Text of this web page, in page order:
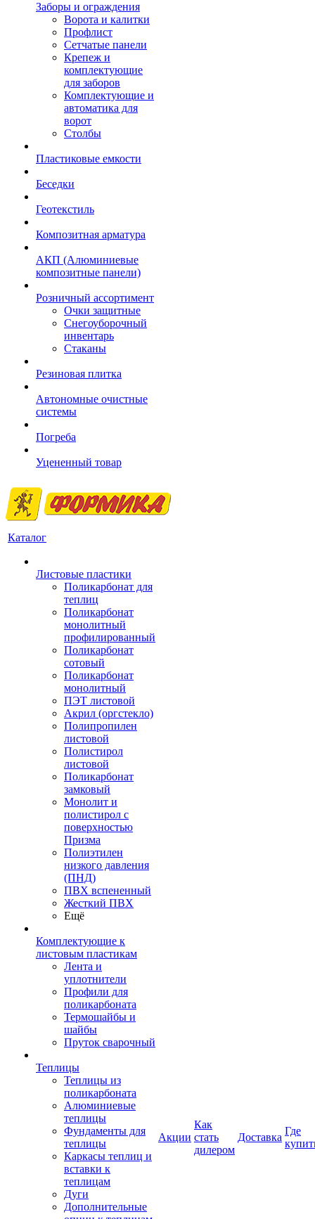
Заборы и ограждения
Ворота и калитки
Профлист
Сетчатые панели
Крепеж и
комплектующие
для заборов
Комплектующие и
автоматика для
ворот
Столбы
Пластиковые емкости
Беседки
Геотекстиль
Композитная арматура
АКП (Алюминиевые
композитные панели)
Розничный ассортимент
Очки защитные
Снегоуборочный
инвентарь
Стаканы
Резиновая плитка
Автономные очистные
системы
Погреба
Уцененный товар
Каталог
Листовые пластики
Поликарбонат для
теплиц
Поликарбонат
монолитный
профилированный
Поликарбонат
сотовый
Поликарбонат
монолитный
ПЭТ листовой
Акрил (оргстекло)
Полипропилен
листовой
Полистирол
листовой
Поликарбонат
замковый
Монолит и
полистирол с
поверхностью
Призма
Полиэтилен
низкого давления
(ПНД)
ПВХ вспененный
Жесткий ПВХ
Ещё
Комплектующие к
листовым пластикам
Лента и
уплотнители
Профили для
поликарбоната
Термошайбы и
шайбы
Пруток сварочный
Теплицы
Теплицы из
поликарбоната
Алюминиевые
теплицы
Фундаменты для
теплицы
Каркасы теплиц и
вставки к
теплицам
Дуги
Дополнительные
Акции
Как
стать
дилером
Доставка
Где